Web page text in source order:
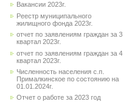
Вакансии 2023г.
Реестр муниципального
жилищного фонда 2023г.
отчет по заявлениям граждан за 3
квартал 2023г.
отчет по заявлениям граждан за 4
квартал 2023г.
Численность населения с.п.
Прималкинское по состоянию на
01.01.2024г.
Отчет о работе за 2023 год